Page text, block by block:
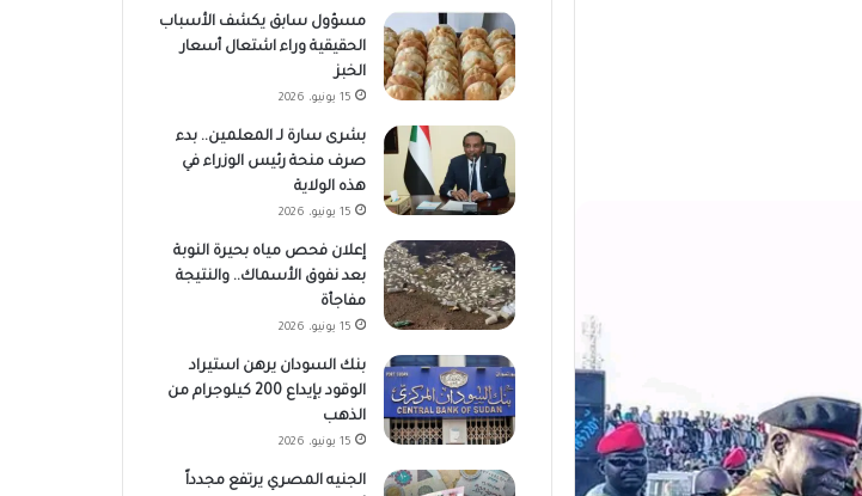
مسؤول سابق يكشف الأسباب
الحقيقية وراء اشتعال أسعار
الخبز
15 يونيو، 2026
بشرى سارة لـ المعلمين.. بدء
صرف منحة رئيس الوزراء في
هذه الولاية
15 يونيو، 2026
إعلان فحص مياه بحيرة النوبة
بعد نفوق الأسماك.. والنتيجة
مفاجأة
15 يونيو، 2026
بنك السودان يرهن استيراد
الوقود بإيداع 200 كيلوجرام من
الذهب
15 يونيو، 2026
الجنيه المصري يرتفع مجدداً